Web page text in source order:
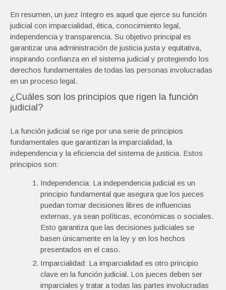
En resumen, un juez íntegro es aquel que ejerce su función
judicial con imparcialidad, ética, conocimiento legal,
independencia y transparencia. Su objetivo principal es
garantizar una administración de justicia justa y equitativa,
inspirando confianza en el sistema judicial y protegiendo los
derechos fundamentales de todas las personas involucradas
en un proceso legal.
¿Cuáles son los principios que rigen la función
judicial?
La función judicial se rige por una serie de principios
fundamentales que garantizan la imparcialidad, la
independencia y la eficiencia del sistema de justicia. Estos
principios son:
Independencia: La independencia judicial es un
principio fundamental que asegura que los jueces
puedan tomar decisiones libres de influencias
externas, ya sean políticas, económicas o sociales.
Esto garantiza que las decisiones judiciales se
basen únicamente en la ley y en los hechos
presentados en el caso.
Imparcialidad: La imparcialidad es otro principio
clave en la función judicial. Los jueces deben ser
imparciales y tratar a todas las partes involucradas